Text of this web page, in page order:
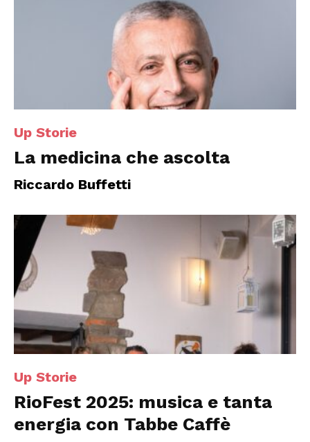
Up Storie
La medicina che ascolta
Riccardo Buffetti
Up Storie
RioFest 2025: musica e tanta
energia con Tabbe Caffè